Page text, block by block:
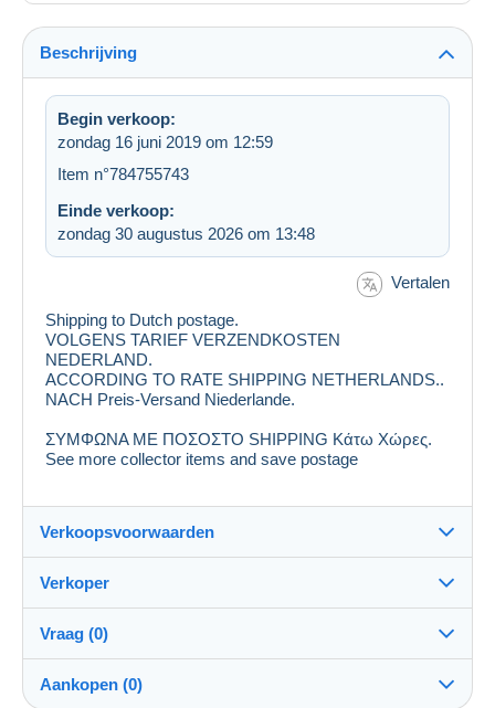
Beschrijving
Begin verkoop:
zondag 16 juni 2019 om 12:59
Item n°784755743
Einde verkoop:
zondag 30 augustus 2026 om 13:48
Vertalen
Shipping to Dutch postage.
VOLGENS TARIEF VERZENDKOSTEN
NEDERLAND.
ACCORDING TO RATE SHIPPING NETHERLANDS..
NACH Preis-Versand Niederlande.
ΣΥΜΦΩΝΑ ΜΕ ΠΟΣΟΣΤΟ SHIPPING Κάτω Χώρες.
See more collector items and save postage
Verkoopsvoorwaarden
Bestemming:
Zie de lijst van landen
Verzending:
Verzending na betaling
Verkoper
dollar196797%(1985x)
Vraag (0)
Aankopen (0)